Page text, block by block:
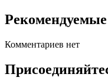
Комментариев нет